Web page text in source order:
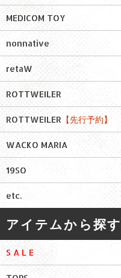
MEDICOM TOY
nonnative
retaW
ROTTWEILER
ROTTWEILER 【先行予約】
WACKO MARIA
19SO
etc.
アイテムから探す
S A L E